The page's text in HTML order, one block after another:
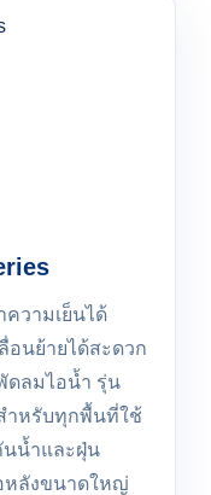
วามเย็นได้
อนย้ายได้สะดวก
ดลมไอน้ำ รุ่น
ำหรับทุกพื้นที่ใช้
นน้ำและฝุ่น
หลังขนาดใหญ่